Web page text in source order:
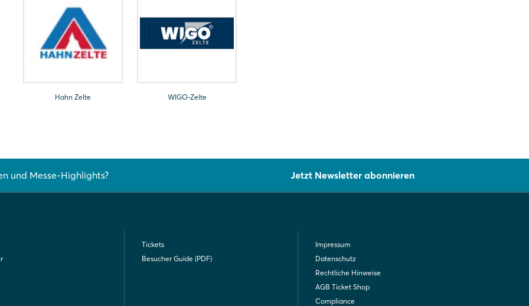
Hahn Zelte WIGO-Zelte
und Messe-Highlights? Jetzt Newsletter abonnieren
Tickets
Besucher Guide (PDF)
Impressum
Datenschutz
Rechtliche Hinweise
AGB Ticket Shop
Compliance